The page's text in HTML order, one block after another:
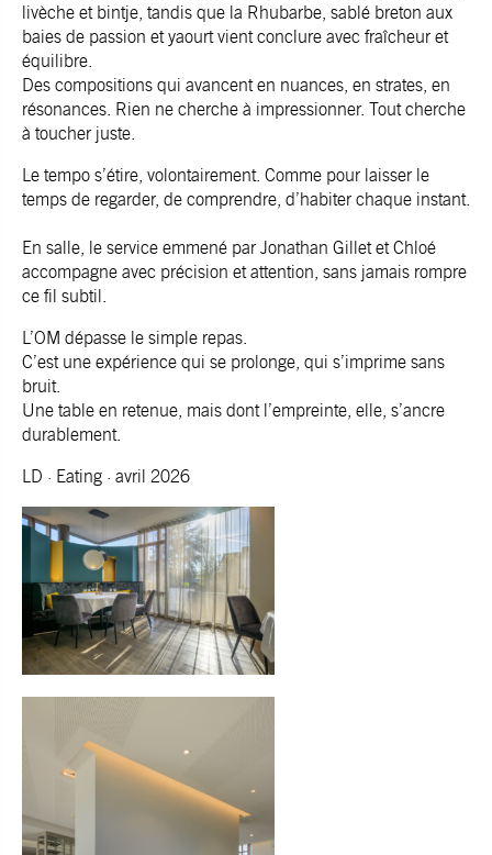
livèche et bintje, tandis que la Rhubarbe, sablé breton aux
baies de passion et yaourt vient conclure avec fraîcheur et
équilibre.
Des compositions qui avancent en nuances, en strates, en
résonances. Rien ne cherche à impressionner. Tout cherche
à toucher juste.
Le tempo s’étire, volontairement. Comme pour laisser le
temps de regarder, de comprendre, d’habiter chaque instant.
En salle, le service emmené par Jonathan Gillet et Chloé
accompagne avec précision et attention, sans jamais rompre
ce fil subtil.
L’OM dépasse le simple repas.
C’est une expérience qui se prolonge, qui s’imprime sans
bruit.
Une table en retenue, mais dont l’empreinte, elle, s’ancre
durablement.
LD · Eating · avril 2026